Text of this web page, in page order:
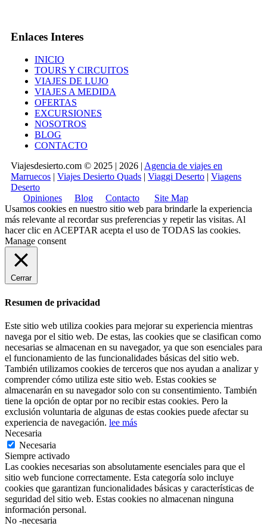
Enlaces Interes
INICIO
TOURS Y CIRCUITOS
VIAJES DE LUJO
VIAJES A MEDIDA
OFERTAS
EXCURSIONES
NOSOTROS
BLOG
CONTACTO
Viajesdesierto.com © 2025 | 2026 | Agencia de viajes en
Marruecos | Viajes Desierto Quads | Viaggi Deserto | Viagens
Deserto
Opiniones
Blog Contacto
Site Map
Usamos cookies en nuestro sitio web para brindarle la experiencia
más relevante al recordar sus preferencias y repetir las visitas. Al
hacer clic en ACEPTAR acepta el uso de TODAS las cookies.
Manage consent
Cerrar
Resumen de privacidad
Este sitio web utiliza cookies para mejorar su experiencia mientras
navega por el sitio web. De estas, las cookies que se clasifican como
necesarias se almacenan en su navegador, ya que son esenciales para
el funcionamiento de las funcionalidades básicas del sitio web.
También utilizamos cookies de terceros que nos ayudan a analizar y
comprender cómo utiliza este sitio web. Estas cookies se
almacenarán en su navegador solo con su consentimiento. También
tiene la opción de optar por no recibir estas cookies. Pero la
exclusión voluntaria de algunas de estas cookies puede afectar su
experiencia de navegación. lee más
Necesaria
Necesaria
Siempre activado
Las cookies necesarias son absolutamente esenciales para que el
sitio web funcione correctamente. Esta categoría solo incluye
cookies que garantizan funcionalidades básicas y características de
seguridad del sitio web. Estas cookies no almacenan ninguna
información personal.
No -necesaria